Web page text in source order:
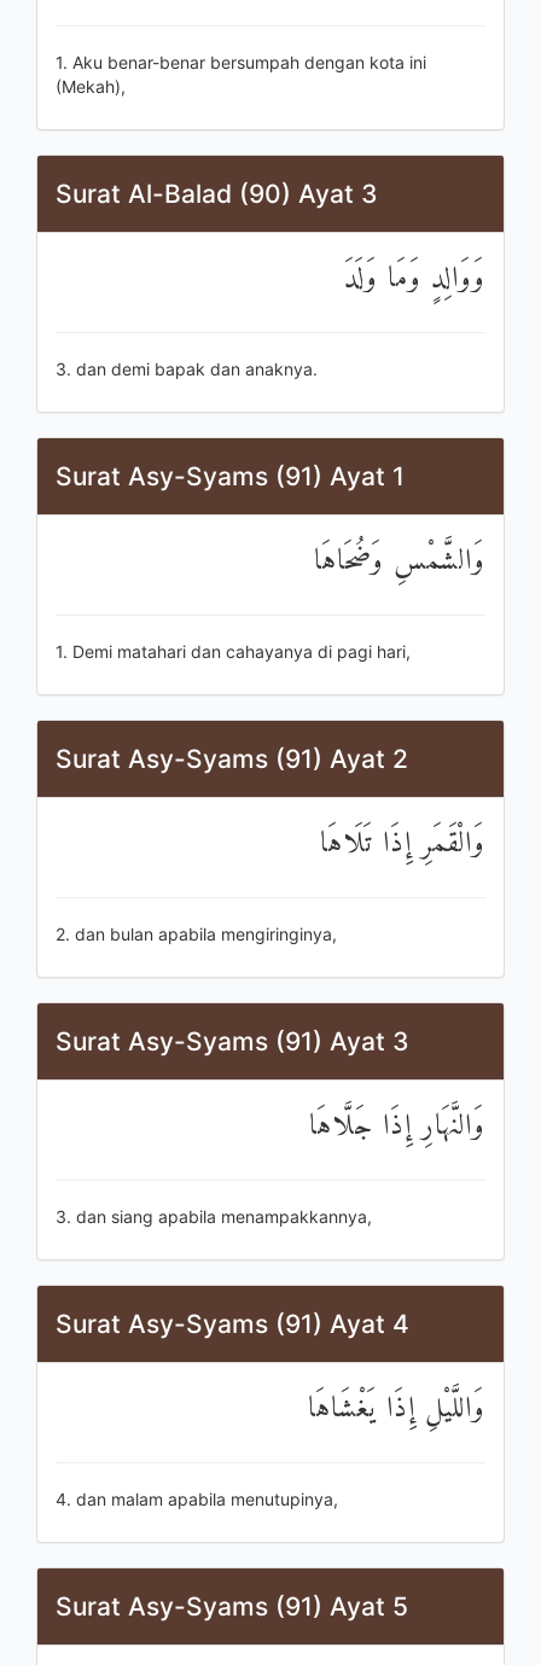
1. Aku benar-benar bersumpah dengan kota ini
(Mekah),
Surat Al-Balad (90) Ayat 3
وَوَالِدٍ وَمَا وَلَدَ
3. dan demi bapak dan anaknya.
Surat Asy-Syams (91) Ayat 1
وَالشَّمْسِ وَضُحَاهَا
1. Demi matahari dan cahayanya di pagi hari,
Surat Asy-Syams (91) Ayat 2
وَالْقَمَرِ إِذَا تَلَاهَا
2. dan bulan apabila mengiringinya,
Surat Asy-Syams (91) Ayat 3
وَالنَّهَارِ إِذَا جَلَّاهَا
3. dan siang apabila menampakkannya,
Surat Asy-Syams (91) Ayat 4
وَاللَّيْلِ إِذَا يَغْشَاهَا
4. dan malam apabila menutupinya,
Surat Asy-Syams (91) Ayat 5